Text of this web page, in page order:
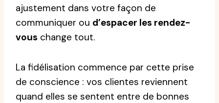
ajustement dans votre façon de
communiquer ou d’espacer les rendez-
vous change tout.
La fidélisation commence par cette prise
de conscience : vos clientes reviennent
quand elles se sentent entre de bonnes